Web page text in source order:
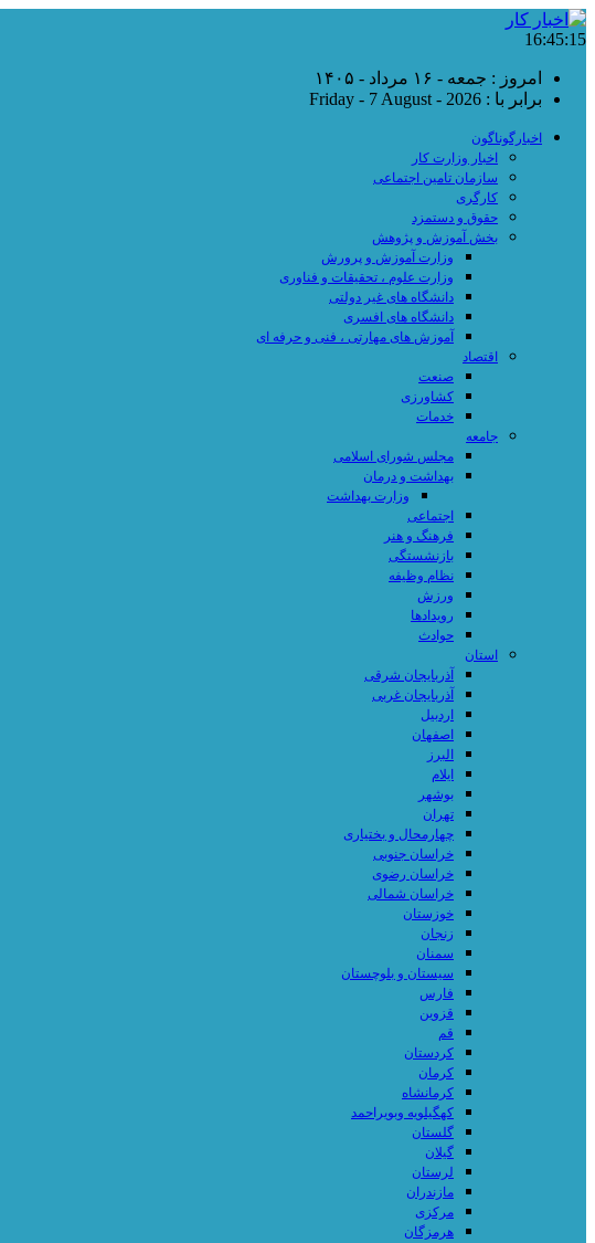
16:45:15
امروز : جمعه - ۱۶ مرداد - ۱۴۰۵
برابر با : Friday - 7 August - 2026
اخبارگوناگون
اخبار وزارت کار
سازمان تامین اجتماعی
کارگری
حقوق و دستمزد
بخش آموزش و پژوهش
وزارت آموزش و پرورش
وزارت علوم ، تحقیقات و فناوری
دانشگاه های غیر دولتی
دانشگاه های افسری
آموزش های مهارتی ، فنی و حرفه ای
اقتصاد
صنعت
کشاورزی
خدمات
جامعه
مجلس شورای اسلامی
بهداشت و درمان
وزارت بهداشت
اجتماعی
فرهنگ و هنر
بازنشستگی
نظام وظیفه
ورزش
رویدادها
حوادث
استان
آذربایجان شرقی
آذربایجان غربی
اردبیل
اصفهان
البرز
ایلام
بوشهر
تهران
چهارمحال و بختیاری
خراسان جنوبی
خراسان رضوی
خراسان شمالی
خوزستان
زنجان
سمنان
سیستان و بلوچستان
فارس
قزوین
قم
کردستان
کرمان
کرمانشاه
کهگیلویه وبویراحمد
گلستان
گیلان
لرستان
مازندران
مرکزی
هرمزگان